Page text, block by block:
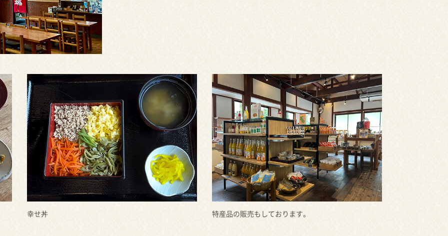
幸せ丼 特産品の販売もしております。